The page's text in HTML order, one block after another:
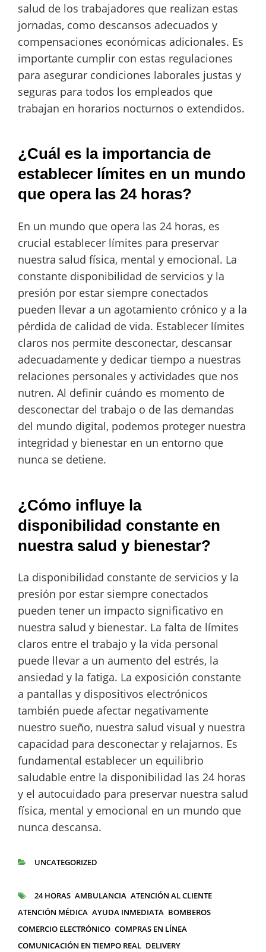
salud de los trabajadores que realizan estas
jornadas, como descansos adecuados y
compensaciones económicas adicionales. Es
importante cumplir con estas regulaciones
para asegurar condiciones laborales justas y
seguras para todos los empleados que
trabajan en horarios nocturnos o extendidos.
¿Cuál es la importancia de
establecer límites en un mundo
que opera las 24 horas?
En un mundo que opera las 24 horas, es
crucial establecer límites para preservar
nuestra salud física, mental y emocional. La
constante disponibilidad de servicios y la
presión por estar siempre conectados
pueden llevar a un agotamiento crónico y a la
pérdida de calidad de vida. Establecer límites
claros nos permite desconectar, descansar
adecuadamente y dedicar tiempo a nuestras
relaciones personales y actividades que nos
nutren. Al definir cuándo es momento de
desconectar del trabajo o de las demandas
del mundo digital, podemos proteger nuestra
integridad y bienestar en un entorno que
nunca se detiene.
¿Cómo influye la
disponibilidad constante en
nuestra salud y bienestar?
La disponibilidad constante de servicios y la
presión por estar siempre conectados
pueden tener un impacto significativo en
nuestra salud y bienestar. La falta de límites
claros entre el trabajo y la vida personal
puede llevar a un aumento del estrés, la
ansiedad y la fatiga. La exposición constante
a pantallas y dispositivos electrónicos
también puede afectar negativamente
nuestro sueño, nuestra salud visual y nuestra
capacidad para desconectar y relajarnos. Es
fundamental establecer un equilibrio
saludable entre la disponibilidad las 24 horas
y el autocuidado para preservar nuestra salud
física, mental y emocional en un mundo que
nunca descansa.
UNCATEGORIZED
ETIQUETAS
24 HORAS AMBULANCIA ATENCIÓN AL CLIENTE
ATENCIÓN MÉDICA AYUDA INMEDIATA BOMBEROS
COMERCIO ELECTRÓNICO COMPRAS EN LÍNEA
COMUNICACIÓN EN TIEMPO REAL DELIVERY